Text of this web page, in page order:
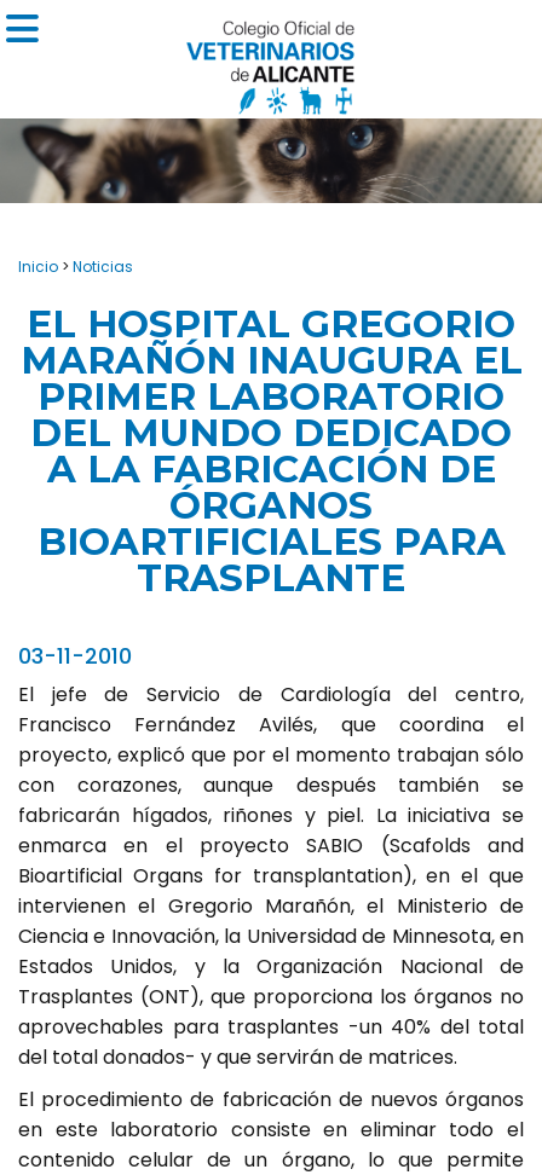
Inicio > Noticias
EL HOSPITAL GREGORIO
MARAÑÓN INAUGURA EL
PRIMER LABORATORIO
DEL MUNDO DEDICADO
A LA FABRICACIÓN DE
ÓRGANOS
BIOARTIFICIALES PARA
TRASPLANTE
03-11-2010
El jefe de Servicio de Cardiología del centro,
Francisco Fernández Avilés, que coordina el
proyecto, explicó que por el momento trabajan sólo
con corazones, aunque después también se
fabricarán hígados, riñones y piel. La iniciativa se
enmarca en el proyecto SABIO (Scafolds and
Bioartificial Organs for transplantation), en el que
intervienen el Gregorio Marañón, el Ministerio de
Ciencia e Innovación, la Universidad de Minnesota, en
Estados Unidos, y la Organización Nacional de
Trasplantes (ONT), que proporciona los órganos no
aprovechables para trasplantes -un 40% del total
del total donados- y que servirán de matrices.
El procedimiento de fabricación de nuevos órganos
en este laboratorio consiste en eliminar todo el
contenido celular de un órgano, lo que permite